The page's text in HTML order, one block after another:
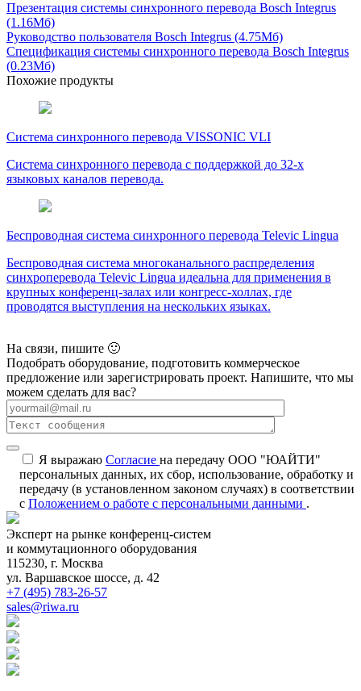
Презентация системы синхронного перевода Bosch Integrus
(1.16Мб)
Руководство пользователя Bosch Integrus (4.75Мб)
Спецификация системы синхронного перевода Bosch Integrus
(0.23Мб)
Похожие продукты
Система синхронного перевода VISSONIC VLI
Система синхронного перевода с поддержкой до 32-х
языковых каналов перевода.
Беспроводная система синхронного перевода Televic Lingua
Беспроводная система многоканального распределения
синхроперевода Televic Lingua идеальна для применения в
крупных конференц-залах или конгресс-холлах, где
проводятся выступления на нескольких языках.
На связи, пишите 🙂
Подобрать оборудование, подготовить коммерческое
предложение или зарегистрировать проект. Напишите, что мы
можем сделать для вас?
Я выражаю Согласие на передачу ООО "ЮАЙТИ"
персональных данных, их сбор, использование, обработку и
передачу (в установленном законом случаях) в соответствии
с Положением о работе с персональными данными .
Эксперт на рынке конференц-систем
и коммутационного оборудования
115230, г. Москва
ул. Варшавское шоссе, д. 42
+7 (495) 783-26-57
sales@riwa.ru